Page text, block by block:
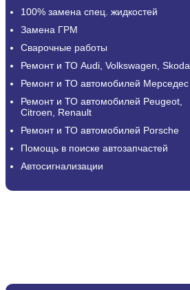
100% замена спец. жидкостей
Замена ГРМ
Сварочные работы
Ремонт и ТО Audi, Volkswagen, Skoda
Ремонт и ТО автомобилей Мерседес
Ремонт и ТО автомобилей Peugeot,
Citroen, Renault
Ремонт и ТО автомобилей Porsche
Помощь в поиске автозапчастей
Автосигнализации